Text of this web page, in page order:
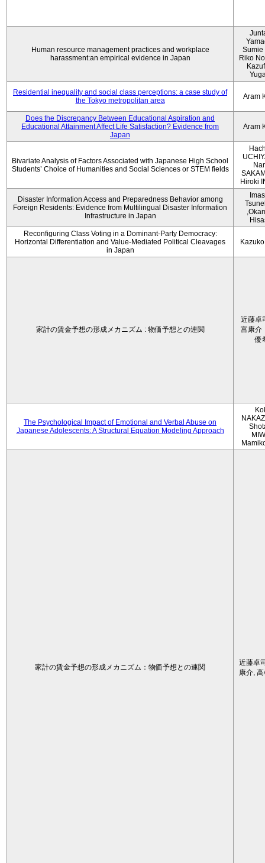
Human resource management practices and workplace
harassment:an empirical evidence in Japan
Sumie
Riko
Residential inequality and social class perceptions: a case study of
the Tokyo metropolitan area
Aram
Does the Discrepancy Between Educational Aspiration and
Educational Attainment Affect Life Satisfaction? Evidence from
Japan
Aram
Bivariate Analysis of Factors Associated with Japanese High School
Students’ Choice of Humanities and Social Sciences or STEM fields
Hiroki
Disaster Information Access and Preparedness Behavior among
Foreign Residents: Evidence from Multilingual Disaster Information
Infrastructure in Japan
Reconfiguring Class Voting in a Dominant-Party Democracy:
Horizontal Differentiation and Value-Mediated Political Cleavages
in Japan
家計の賃金予想の形成メカニズム : 物価予想との連関
近藤卓
富康介
優
The Psychological Impact of Emotional and Verbal Abuse on
Japanese Adolescents: A Structural Equation Modeling Approach
家計の賃金予想の形成メカニズム：物価予想との連関
近藤卓
康介,